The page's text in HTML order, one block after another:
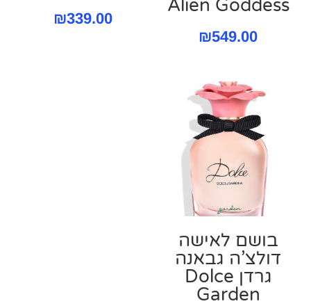
Alien Goddess
₪549.00
₪339.00
בושם לאישה
דולצ’ה גבאנה
גרדן Dolce
Garden